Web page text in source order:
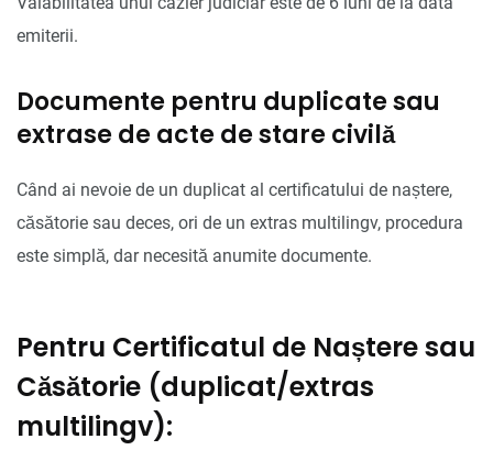
emiterii.
Documente pentru duplicate sau
extrase de acte de stare civilă
Când ai nevoie de un duplicat al certificatului de naștere,
căsătorie sau deces, ori de un extras multilingv, procedura
este simplă, dar necesită anumite documente.
Pentru Certificatul de Naștere sau
Căsătorie (duplicat/extras
multilingv):